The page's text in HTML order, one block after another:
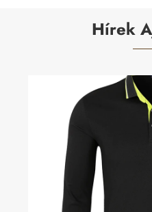
Hírek